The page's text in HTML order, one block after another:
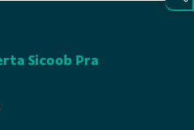
Sicoob Pra